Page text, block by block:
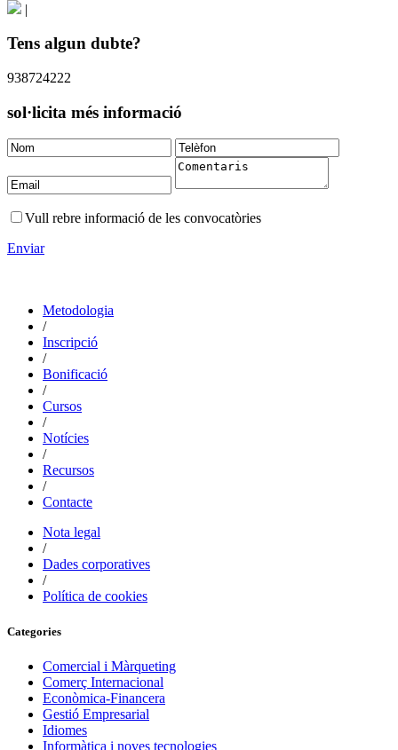
|
Tens algun dubte?
938724222
sol·licita més informació
Vull rebre informació de les convocatòries
Enviar
Metodologia
/
Inscripció
/
Bonificació
/
Cursos
/
Notícies
/
Recursos
/
Contacte
Nota legal
/
Dades corporatives
/
Política de cookies
Categories
Comercial i Màrqueting
Comerç Internacional
Econòmica-Financera
Gestió Empresarial
Idiomes
Informàtica i noves tecnologies